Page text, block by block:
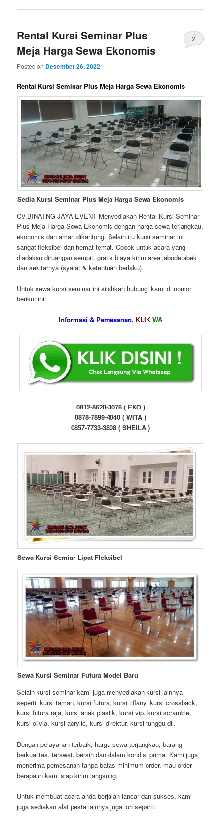
Rental Kursi Seminar Plus
Meja Harga Sewa Ekonomis
Posted on Desember 26, 2022
2
Rental Kursi Seminar Plus Meja Harga Sewa Ekonomis
Sedia Kursi Seminar Plus Meja Harga Sewa Ekonomis
CV.BINATNG JAYA EVENT Menyediakan Rental Kursi Seminar
Plus Meja Harga Sewa Ekonomis dengan harga sewa terjangkau,
ekonomis dan aman dikantong. Selain itu kursi seminar ini
sangat fleksibel dan hemat temat. Cocok untuk acara yang
diadakan diruangan sempit, gratis biaya kirim area jabodetabek
dan sekitarnya (syarat & ketentuan berlaku).
Untuk sewa kursi seminar ini silahkan hubungi kami di nomor
berikut ini:
Informasi & Pemesanan, KLIK WA
0812-8620-3076 ( EKO )
0878-7899-4040 ( WITA )
0857-7733-3808 ( SHEILA )
Sewa Kursi Semiar Lipat Fleksibel
Sewa Kursi Seminar Futura Model Baru
Selain kursi seminar kami juga menyediakan kursi lainnya
seperti: kursi taman, kursi futura, kursi tiffany, kursi crossback,
kursi futura raja, kursi anak plastik, kursi vip, kursi scramble,
kursi olivia, kursi acrylic, kursi direktur, kursi tunggu dll.
Dengan pelayanan terbaik, harga sewa terjangkau, barang
berkualitas, terawat, bersih dan dalam kondisi prima. Kami juga
menerima pemesanan tanpa batas minimum order, mau order
berapaun kami siap kirim langsung.
Untuk membuat acara anda berjalan lancar dan sukses, kami
juga sediakan alat pesta lainnya juga loh seperti: